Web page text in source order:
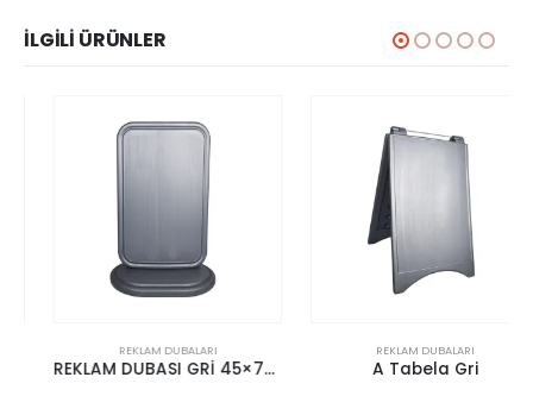
İLGILI ÜRÜNLER
REKLAM DUBALARI
REKLAM DUBASI GRİ 45×75 cm
REKLAM DUBALARI
A Tabela Gri